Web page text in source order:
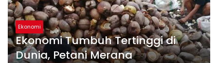
Ekonomi
Ekonomi Tumbuh Tertinggi di
Dunia, Petani Merana